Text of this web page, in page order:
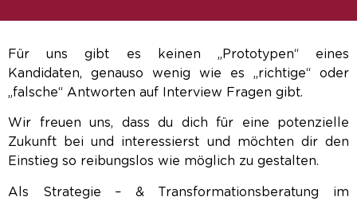
Für uns gibt es keinen „Prototypen“ eines
Kandidaten, genauso wenig wie es „richtige“ oder
„falsche“ Antworten auf Interview Fragen gibt.
Wir freuen uns, dass du dich für eine potenzielle
Zukunft bei und interessierst und möchten dir den
Einstieg so reibungslos wie möglich zu gestalten.
Als Strategie – & Transformationsberatung im